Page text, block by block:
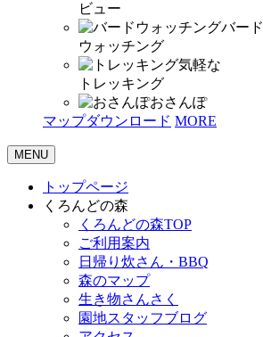
ビュー
バード
ウォッチング
気軽な
トレッキング
おさんぽ
マップダウンロード MORE
MENU
トップページ
くろんどの森
くろんどの森TOP
ご利用案内
日帰り炊さん・BBQ
森のマップ
生き物さんさく
園地スタッフブログ